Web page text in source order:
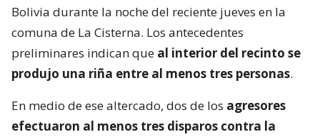
Bolivia durante la noche del reciente jueves en la
comuna de La Cisterna. Los antecedentes
preliminares indican que al interior del recinto se
produjo una riña entre al menos tres personas.
En medio de ese altercado, dos de los agresores
efectuaron al menos tres disparos contra la